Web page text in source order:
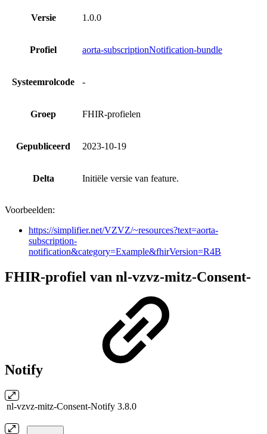
Versie 1.0.0
Profiel aorta-subscriptionNotification-bundle
Systeemrolcode -
Groep FHIR-profielen
Gepubliceerd 2023-10-19
Delta Initiële versie van feature.
Voorbeelden:
https://simplifier.net/VZVZ/~resources?text=aorta-
subscription-
notification&category=Example&fhirVersion=R4B
FHIR-profiel van nl-vzvz-mitz-Consent-
Notify
nl-vzvz-mitz-Consent-Notify 3.8.0